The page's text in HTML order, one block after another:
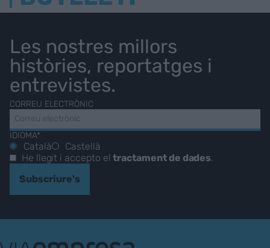
Les nostres millors
històries, reportatges i
entrevistes.
CORREU ELECTRÒNIC
IDIOMA*
Català
Castellà
He llegit i accepto eltractament de dades
Subscriure's